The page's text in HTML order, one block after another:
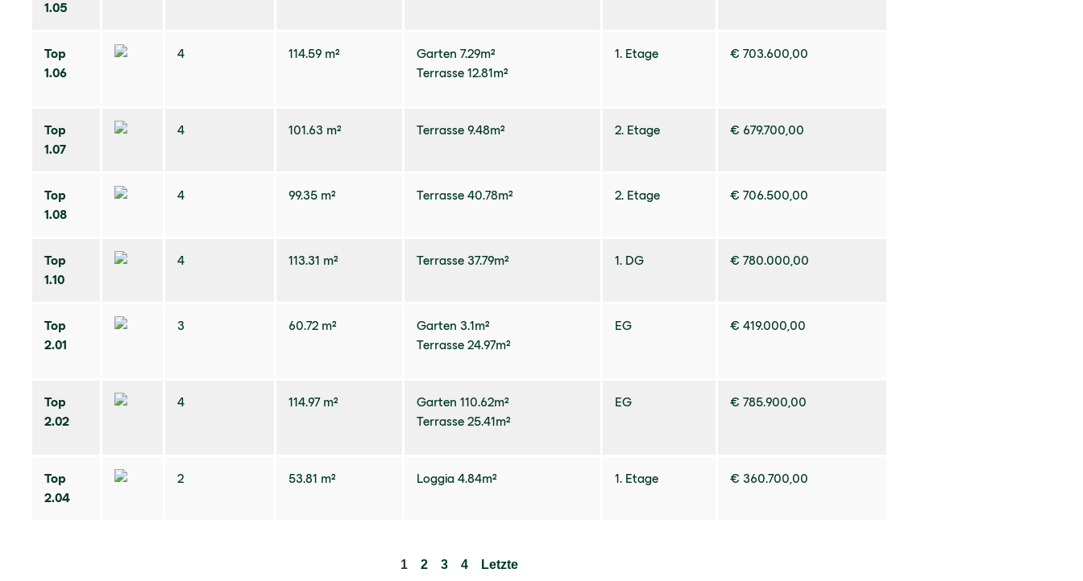
1.05
Top
1.06
4 114.59 m²
Garten 7.29m²
Terrasse 12.81m²
1. Etage € 703.600,00
Top
1.07
4 101.63 m² Terrasse 9.48m² 2. Etage € 679.700,00
Top
1.08
4 99.35 m² Terrasse 40.78m² 2. Etage € 706.500,00
Top
1.10
4 113.31 m² Terrasse 37.79m² 1. DG € 780.000,00
Top
2.01
3 60.72 m²
Garten 3.1m²
Terrasse 24.97m²
EG € 419.000,00
Top
2.02
4 114.97 m²
Garten 110.62m²
Terrasse 25.41m²
EG € 785.900,00
Top
2.04
2 53.81 m² Loggia 4.84m² 1. Etage € 360.700,00
1 2 3 4 Letzte